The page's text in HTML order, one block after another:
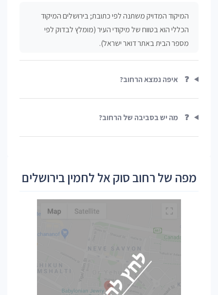
המיקוד המדויק משתנה לפי כתובת; בירושלים המיקוד
הכללי הוא בטווח של מיקודי העיר (מומלץ לבדוק לפי
מספר הבית באתר דואר ישראל).
❓ איפה נמצא הרחוב?
❓ מה יש בסביבה של הרחוב?
מפה של רחוב סוק אל לחמין בירושלים